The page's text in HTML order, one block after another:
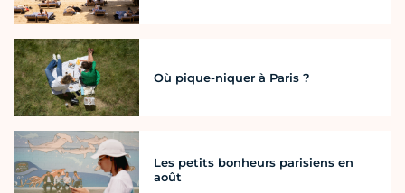
Où pique-niquer à Paris ?
Les petits bonheurs parisiens en
août